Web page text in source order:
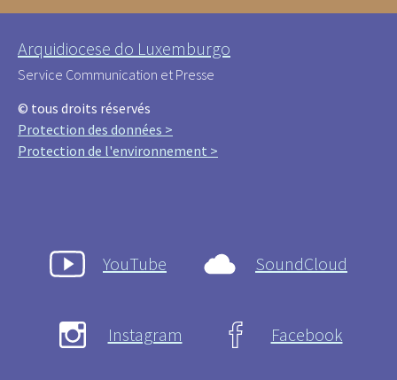
Arquidiocese do Luxemburgo
Service Communication et Presse
© tous droits réservés
Protection des données >
Protection de l'environnement >
YouTube SoundCloud
Instagram Facebook